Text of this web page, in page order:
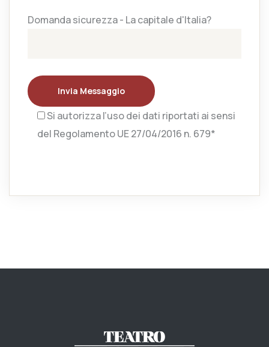
Domanda sicurezza - La capitale d'Italia?
Invia Messaggio
Si autorizza l’uso dei dati riportati ai sensi
del Regolamento UE 27/04/2016 n. 679*